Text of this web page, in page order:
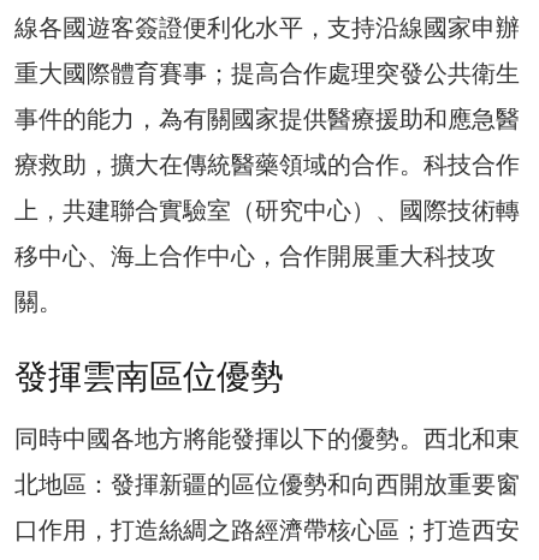
線各國遊客簽證便利化水平，支持沿線國家申辦
重大國際體育賽事；提高合作處理突發公共衛生
事件的能力，為有關國家提供醫療援助和應急醫
療救助，擴大在傳統醫藥領域的合作。科技合作
上，共建聯合實驗室（研究中心）、國際技術轉
移中心、海上合作中心，合作開展重大科技攻
關。
發揮雲南區位優勢
同時中國各地方將能發揮以下的優勢。西北和東
北地區：發揮新疆的區位優勢和向西開放重要窗
口作用，打造絲綢之路經濟帶核心區；打造西安